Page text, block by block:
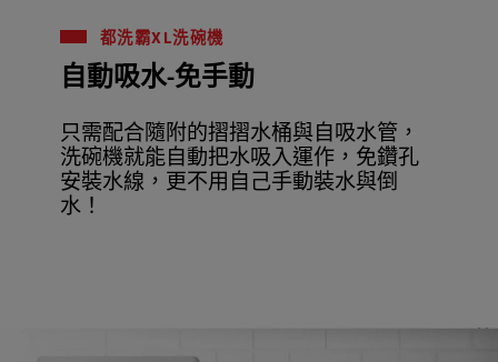
都洗霸XL洗碗機
自動吸水-免手動
只需配合隨附的摺摺水桶與自吸水管，
洗碗機就能自動把水吸入運作，免鑽孔
安裝水線，更不用自己手動裝水與倒
水！